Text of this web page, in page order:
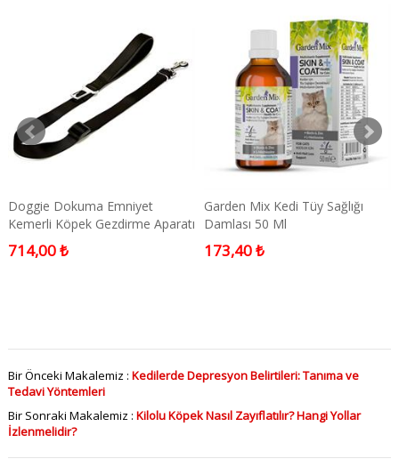
Doggie Dokuma Emniyet
Kemerli Köpek Gezdirme Aparatı
Medium Siyah 2,5x50-80 Cm
714,00 ₺
Garden Mix Kedi Tüy Sağlığı
Damlası 50 Ml
173,40 ₺
Bir Önceki Makalemiz : Kedilerde Depresyon Belirtileri: Tanıma ve
Tedavi Yöntemleri
Bir Sonraki Makalemiz : Kilolu Köpek Nasıl Zayıflatılır? Hangi Yollar
İzlenmelidir?